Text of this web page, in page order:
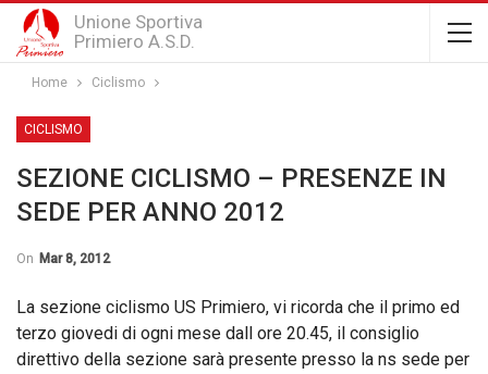
Unione Sportiva
Primiero A.S.D.
Home Ciclismo
CICLISMO
SEZIONE CICLISMO – PRESENZE IN
SEDE PER ANNO 2012
On Mar 8, 2012
La sezione ciclismo US Primiero, vi ricorda che il primo ed
terzo giovedi di ogni mese dall ore 20.45, il consiglio
direttivo della sezione sarà presente presso la ns sede per